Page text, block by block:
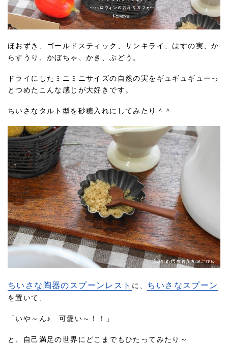
ほおずき、ゴールドスティック、サンキライ、はすの実、か
らすうり、かぼちゃ、かき、ぶどう。
ドライにしたミニミニサイズの自然の実をギュギュギューっ
とつめたこんな感じが大好きです。
ちいさなタルト型を砂糖入れにしてみたり＾＾
ちいさな陶器のスプーンレスト に、 ちいさなスプーン
を置いて、
「いや～ん♪ 可愛い～！！」
と、自己満足の世界にどこまでもひたってみたり～